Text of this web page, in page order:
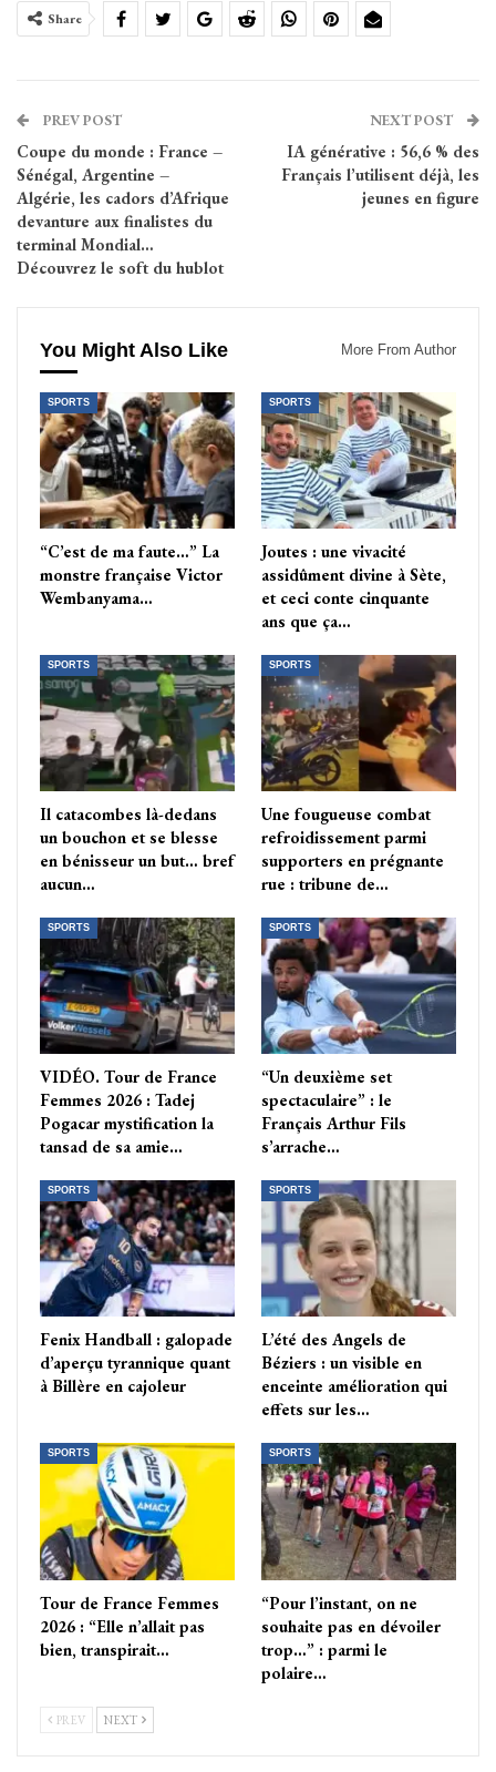
Share
PREV POST
Coupe du monde : France –
Sénégal, Argentine –
Algérie, les cadors d’Afrique
devanture aux finalistes du
terminal Mondial…
Découvrez le soft du hublot
NEXT POST
IA générative : 56,6 % des
Français l’utilisent déjà, les
jeunes en figure
You Might Also Like More From Author
SPORTS
“C’est de ma faute…” La
monstre française Victor
Wembanyama…
SPORTS
Joutes : une vivacité
assidûment divine à Sète,
et ceci conte cinquante
ans que ça…
SPORTS
Il catacombes là-dedans
un bouchon et se blesse
en bénisseur un but… bref
aucun…
SPORTS
Une fougueuse combat
refroidissement parmi
supporters en prégnante
rue : tribune de…
SPORTS
VIDÉO. Tour de France
Femmes 2026 : Tadej
Pogacar mystification la
tansad de sa amie…
SPORTS
“Un deuxième set
spectaculaire” : le
Français Arthur Fils
s’arrache…
SPORTS
Fenix Handball : galopade
d’aperçu tyrannique quant
à Billère en cajoleur
SPORTS
L’été des Angels de
Béziers : un visible en
enceinte amélioration qui
effets sur les…
SPORTS
Tour de France Femmes
2026 : “Elle n’allait pas
bien, transpirait…
SPORTS
“Pour l’instant, on ne
souhaite pas en dévoiler
trop…” : parmi le
polaire…
PREV NEXT